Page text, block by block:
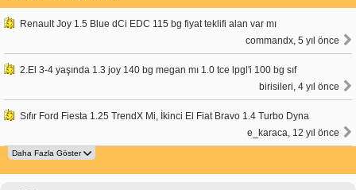
Renault Joy 1.5 Blue dCi EDC 115 bg fiyat teklifi alan var mı
commandx, 5 yıl önce
2.El 3-4 yaşında 1.3 joy 140 bg megan mı 1.0 tce lpgl'i 100 bg sıf
birisileri, 4 yıl önce
Sıfır Ford Fiesta 1.25 TrendX Mi, İkinci El Fiat Bravo 1.4 Turbo Dyna
e_karaca, 12 yıl önce